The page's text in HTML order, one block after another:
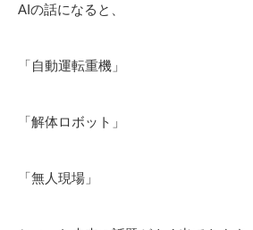
AIの話になると、
「自動運転重機」
「解体ロボット」
「無人現場」